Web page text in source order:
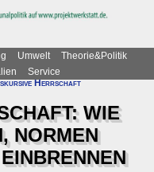
Umwelt
Theorie&Politik
Service
Herrschaft
WIE
NORMEN